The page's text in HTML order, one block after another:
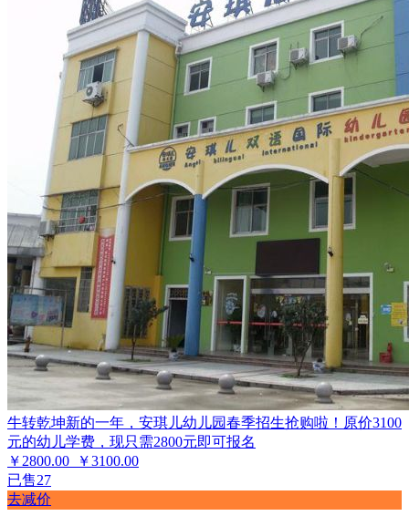
牛转乾坤新的一年，安琪儿幼儿园春季招生抢购啦！原价3100
元的幼儿学费，现只需2800元即可报名
￥2800.00
￥3100.00
已售27
去减价